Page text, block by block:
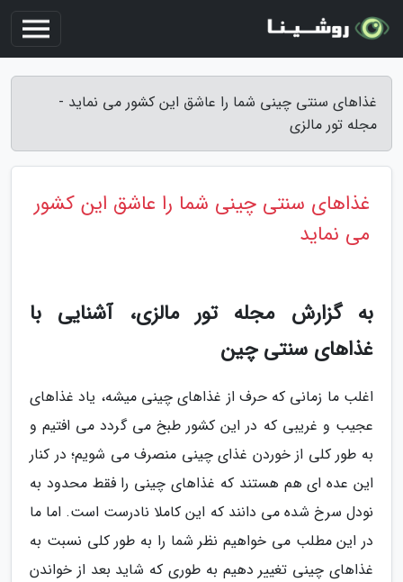
غذاهای سنتی چینی شما را عاشق این کشور می نماید -
مجله تور مالزی
غذاهای سنتی چینی شما را عاشق این کشور
می نماید
به گزارش مجله تور مالزی، آشنایی با
غذاهای سنتی چین
اغلب ما زمانی که حرف از غذاهای چینی میشه، یاد غذاهای
عجیب و غریبی که در این کشور طبخ می گردد می افتیم و
به طور کلی از خوردن غذای چینی منصرف می شویم؛ در کنار
این عده ای هم هستند که غذاهای چینی را فقط محدود به
نودل سرخ شده می دانند که این کاملا نادرست است. اما ما
در این مطلب می خواهیم نظر شما را به طور کلی نسبت به
غذاهای چینی تغییر دهیم به طوری که شاید بعد از خواندن